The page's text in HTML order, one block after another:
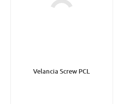
Velancia Screw PCL